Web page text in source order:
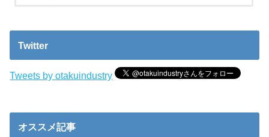
Twitter
Tweets by otakuindustry
オススメ記事